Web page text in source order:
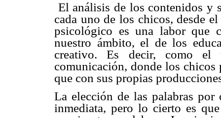
El análisis de los contenidos y
cada uno de los chicos, desde
psicológico es una labor que
nuestro ámbito, el de los
creativo. Es decir, como
comunicación, donde los
que con sus propias
La elección de las palabras
inmediata, pero lo cierto es